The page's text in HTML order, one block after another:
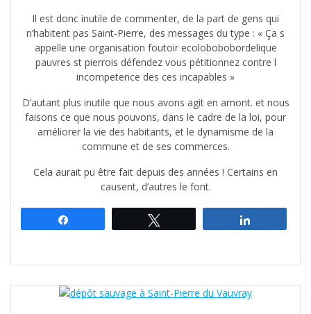
Il est donc inutile de commenter, de la part de gens qui
n’habitent pas Saint-Pierre, des messages du type : « Ça s
appelle une organisation foutoir ecolobobobordelique
pauvres st pierrois défendez vous pétitionnez contre l
incompetence des ces incapables »
D’autant plus inutile que nous avons agit en amont. et nous
faisons ce que nous pouvons, dans le cadre de la loi, pour
améliorer la vie des habitants, et le dynamisme de la
commune et de ses commerces.
Cela aurait pu être fait depuis des années ! Certains en
causent, d’autres le font.